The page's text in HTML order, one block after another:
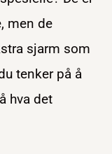
men de
sjarm som
tenker på å
hva det